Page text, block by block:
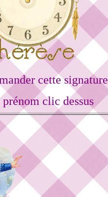
cette signature
clic dessus